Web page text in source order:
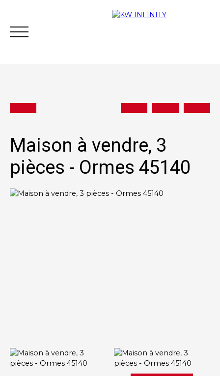
Acheter Vendre Estimer Vous financer
Maison à vendre, 3
pièces - Ormes 45140